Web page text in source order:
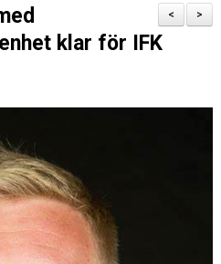
>
<
klar för IFK